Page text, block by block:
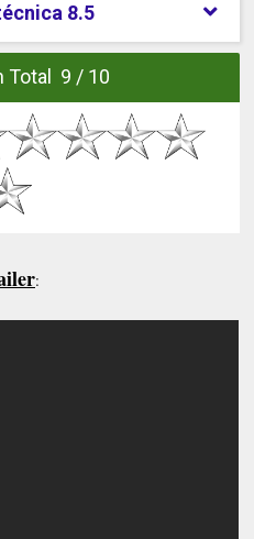
8.5
Total 9 / 10
: